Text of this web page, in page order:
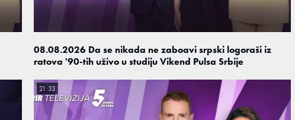
08.08.2026 Da se nikada ne zaboavi srpski logoraši iz
ratova '90-tih uživo u studiju Vikend Pulsa Srbije
21:33